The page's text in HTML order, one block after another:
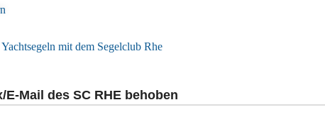
Mail des SC RHE behoben